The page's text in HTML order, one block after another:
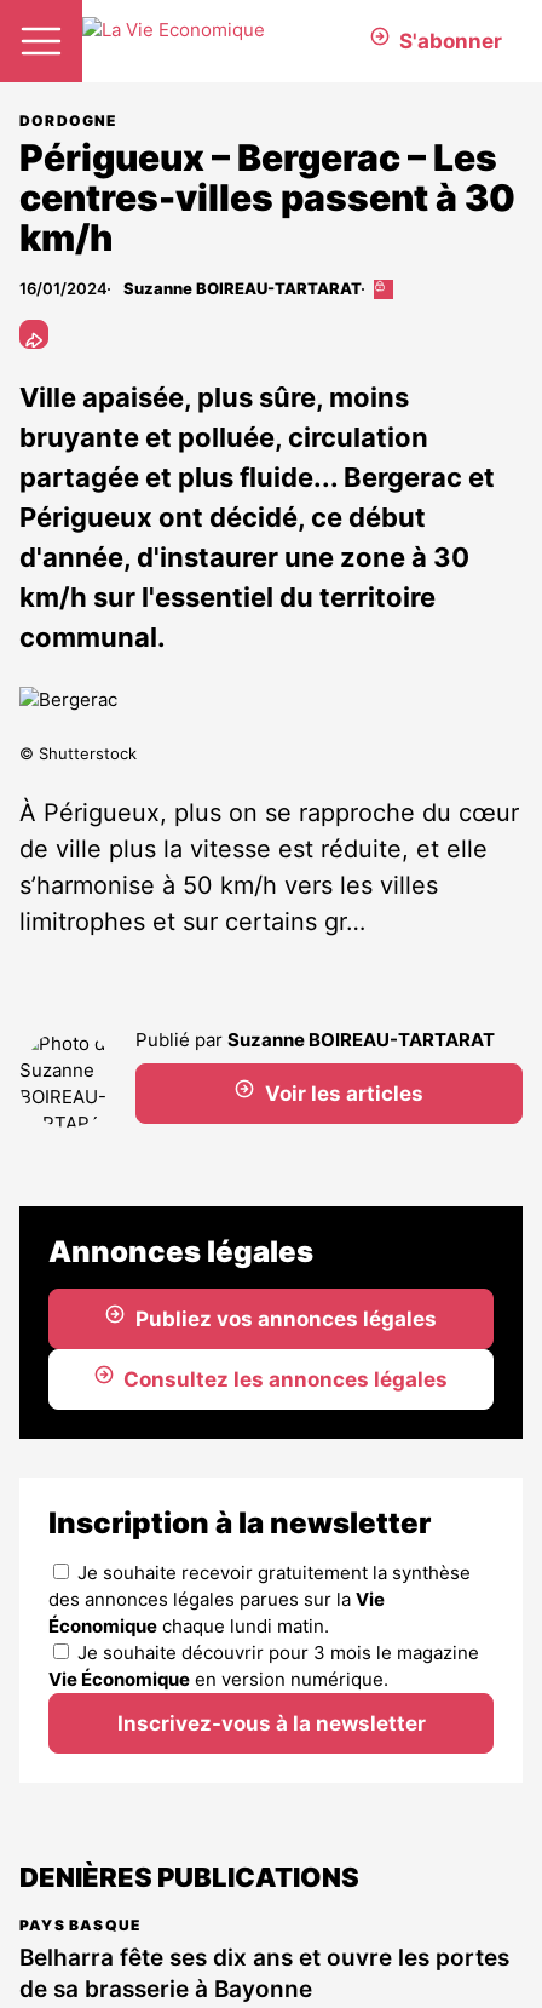
S'abonner
DORDOGNE
Périgueux – Bergerac – Les
centres-villes passent à 30
km/h
16/01/2024 Suzanne BOIREAU-TARTARAT
Cet
aux
abonnés
Ville apaisée, plus sûre, moins
bruyante et polluée, circulation
partagée et plus fluide... Bergerac et
Périgueux ont décidé, ce début
d'année, d'instaurer une zone à 30
km/h sur l'essentiel du territoire
communal.
© Shutterstock
À Périgueux, plus on se rapproche du cœur
de ville plus la vitesse est réduite, et elle
s’harmonise à 50 km/h vers les villes
limitrophes et sur certains gr…
Publié par Suzanne BOIREAU-TARTARAT
Voir les articles
Annonces légales
Publiez vos annonces légales
Consultez les annonces légales
Inscription à la newsletter
Je souhaite recevoir gratuitement la synthèse
des annonces légales parues sur la Vie
Économique chaque lundi matin.
Je souhaite découvrir pour 3 mois le magazine
Vie Économique en version numérique.
Inscrivez-vous à la newsletter
DENIÈRES PUBLICATIONS
PAYS BASQUE
Belharra fête ses dix ans et ouvre les portes
de sa brasserie à Bayonne